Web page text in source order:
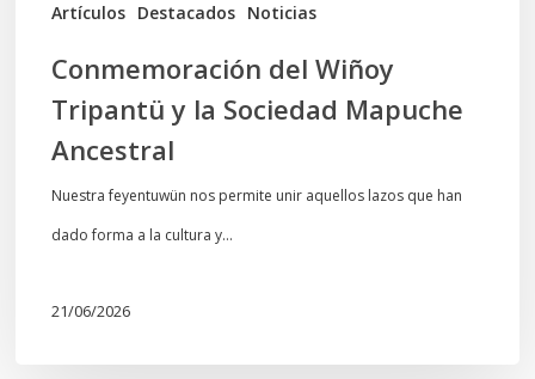
Artículos Destacados Noticias
Conmemoración del Wiñoy
Tripantü y la Sociedad Mapuche
Ancestral
Nuestra feyentuwün nos permite unir aquellos lazos que han
dado forma a la cultura y…
21/06/2026